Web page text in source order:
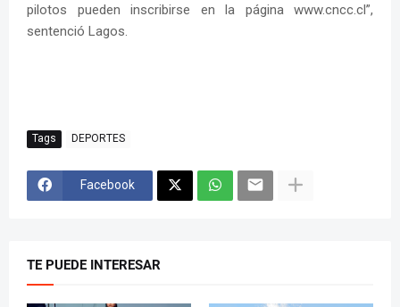
pilotos pueden inscribirse en la página www.cncc.cl”,
sentenció Lagos.
Tags DEPORTES
Facebook
TE PUEDE INTERESAR